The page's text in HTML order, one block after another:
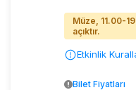
Müze, 11.00-
açıktır.
Etkinlik
Bilet Fiyatları